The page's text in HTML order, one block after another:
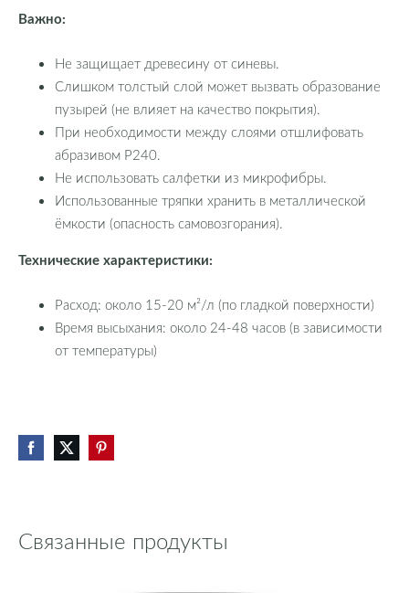
Важно:
Не защищает древесину от синевы.
Слишком толстый слой может вызвать образование
пузырей (не влияет на качество покрытия).
При необходимости между слоями отшлифовать
абразивом P240.
Не использовать салфетки из микрофибры.
Использованные тряпки хранить в металлической
ёмкости (опасность самовозгорания).
Технические характеристики:
Расход: около 15-20 м²/л (по гладкой поверхности)
Время высыхания: около 24-48 часов (в зависимости
от температуры)
Связанные продукты